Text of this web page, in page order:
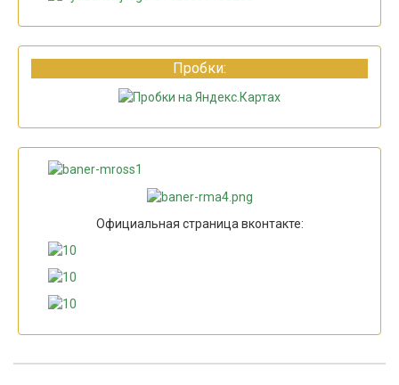
Пробки:
Официальная страница вконтакте: